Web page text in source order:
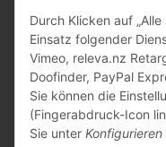
Durch Klicken auf
Einsatz folgender
Vimeo, releva.nz
Doofinder, PayPal
Sie können die
(Fingerabdruck-Icon
Sie unter Konfigurieren